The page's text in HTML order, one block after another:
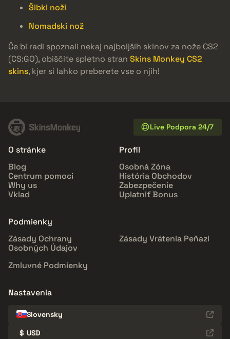
Šibki noži
Nomadski nož
Če bi radi spoznali nekaj najboljših skinov za nože CS2
(CS:GO), obiščite spletno stran Skins Monkey CS2
skins, kjer si lahko preberete vse o njih!
Live Podpora 24/7
O stránke
Blog
Centrum pomoci
Why us
Vklad
Profil
Osobná Zóna
História Obchodov
Zabezpečenie
Uplatniť Bonus
Podmienky
Zásady Ochrany
Osobných Údajov
Zásady Vrátenia Peňazí
Zmluvné Podmienky
Nastavenia
Slovensky
$ USD